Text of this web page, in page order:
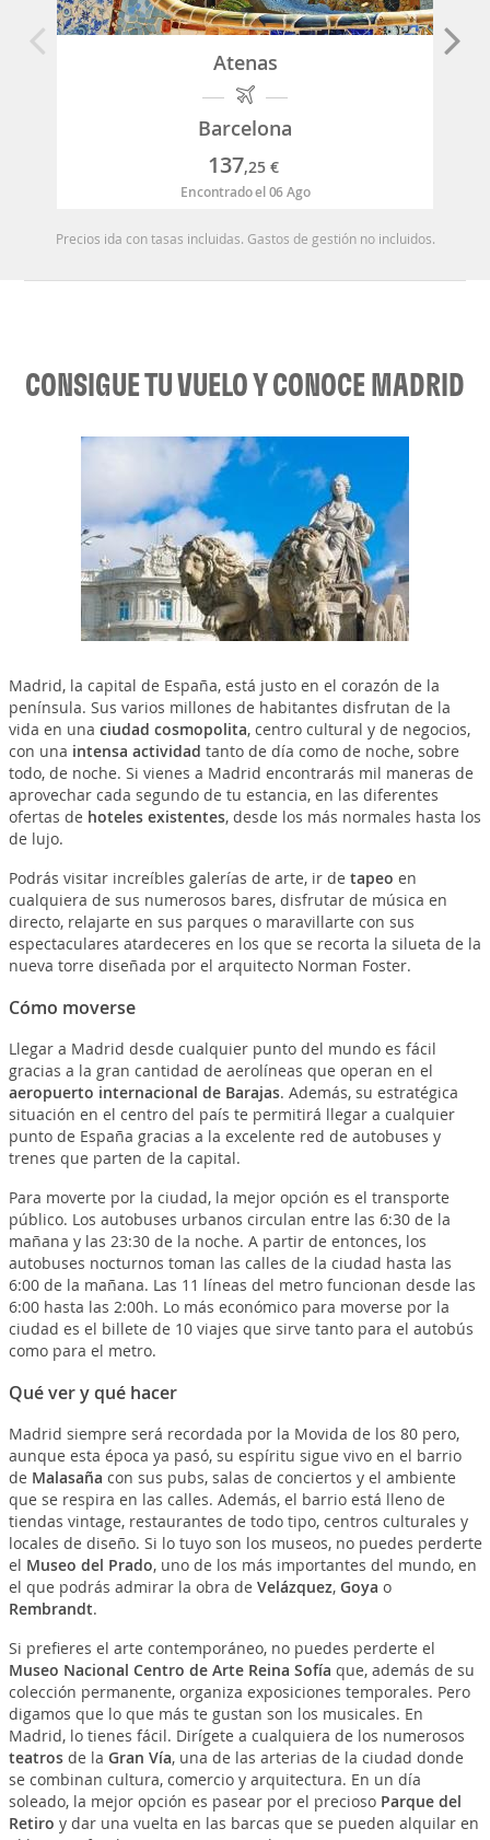
Atenas
Barcelona
137,25 €
Encontrado el 06 Ago
Precios ida con tasas incluidas. Gastos de gestión no incluidos.
CONSIGUE TU VUELO Y CONOCE MADRID
Madrid, la capital de España, está justo en el corazón de la
península. Sus varios millones de habitantes disfrutan de la
vida en una ciudad cosmopolita, centro cultural y de negocios,
con una intensa actividad tanto de día como de noche, sobre
todo, de noche. Si vienes a Madrid encontrarás mil maneras de
aprovechar cada segundo de tu estancia, en las diferentes
ofertas de hoteles existentes, desde los más normales hasta los
de lujo.
Podrás visitar increíbles galerías de arte, ir de tapeo en
cualquiera de sus numerosos bares, disfrutar de música en
directo, relajarte en sus parques o maravillarte con sus
espectaculares atardeceres en los que se recorta la silueta de la
nueva torre diseñada por el arquitecto Norman Foster.
Cómo moverse
Llegar a Madrid desde cualquier punto del mundo es fácil
gracias a la gran cantidad de aerolíneas que operan en el
aeropuerto internacional de Barajas. Además, su estratégica
situación en el centro del país te permitirá llegar a cualquier
punto de España gracias a la excelente red de autobuses y
trenes que parten de la capital.
Para moverte por la ciudad, la mejor opción es el transporte
público. Los autobuses urbanos circulan entre las 6:30 de la
mañana y las 23:30 de la noche. A partir de entonces, los
autobuses nocturnos toman las calles de la ciudad hasta las
6:00 de la mañana. Las 11 líneas del metro funcionan desde las
6:00 hasta las 2:00h. Lo más económico para moverse por la
ciudad es el billete de 10 viajes que sirve tanto para el autobús
como para el metro.
Qué ver y qué hacer
Madrid siempre será recordada por la Movida de los 80 pero,
aunque esta época ya pasó, su espíritu sigue vivo en el barrio
de Malasaña con sus pubs, salas de conciertos y el ambiente
que se respira en las calles. Además, el barrio está lleno de
tiendas vintage, restaurantes de todo tipo, centros culturales y
locales de diseño. Si lo tuyo son los museos, no puedes perderte
el Museo del Prado, uno de los más importantes del mundo, en
el que podrás admirar la obra de Velázquez, Goya o
Rembrandt.
Si prefieres el arte contemporáneo, no puedes perderte el
Museo Nacional Centro de Arte Reina Sofía que, además de su
colección permanente, organiza exposiciones temporales. Pero
digamos que lo que más te gustan son los musicales. En
Madrid, lo tienes fácil. Dirígete a cualquiera de los numerosos
teatrosde la Gran Vía, una de las arterias de la ciudad donde
se combinan cultura, comercio y arquitectura. En un día
soleado, la mejor opción es pasear por el precioso Parque del
Retiro y dar una vuelta en las barcas que se pueden alquilar en